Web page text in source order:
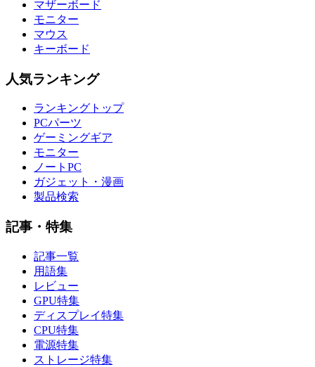
マザーボード
モニター
マウス
キーボード
人気ランキング
ランキングトップ
PCパーツ
ゲーミングギア
モニター
ノートPC
ガジェット・漫画
製品検索
記事・特集
記事一覧
用語集
レビュー
GPU特集
ディスプレイ特集
CPU特集
電源特集
ストレージ特集